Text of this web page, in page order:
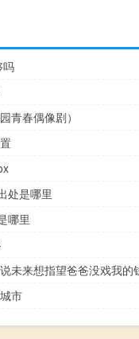
吗
青春偶像剧）
处是哪里
哪里
市